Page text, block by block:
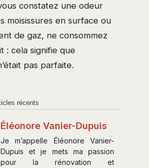
constatez une odeur
moisissures en surface ou
de gaz, ne consommez
: cela signifie que
pas parfaite.
récents
Éléonore Vanier-Dupuis
Je m’appelle Éléonore Vanier-
Dupuis et je mets ma passion
pour la rénovation et